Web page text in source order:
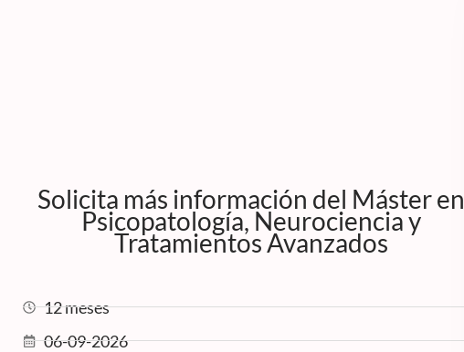
Solicita más información del Máster en
Psicopatología, Neurociencia y
Tratamientos Avanzados
12 meses
06-09-2026